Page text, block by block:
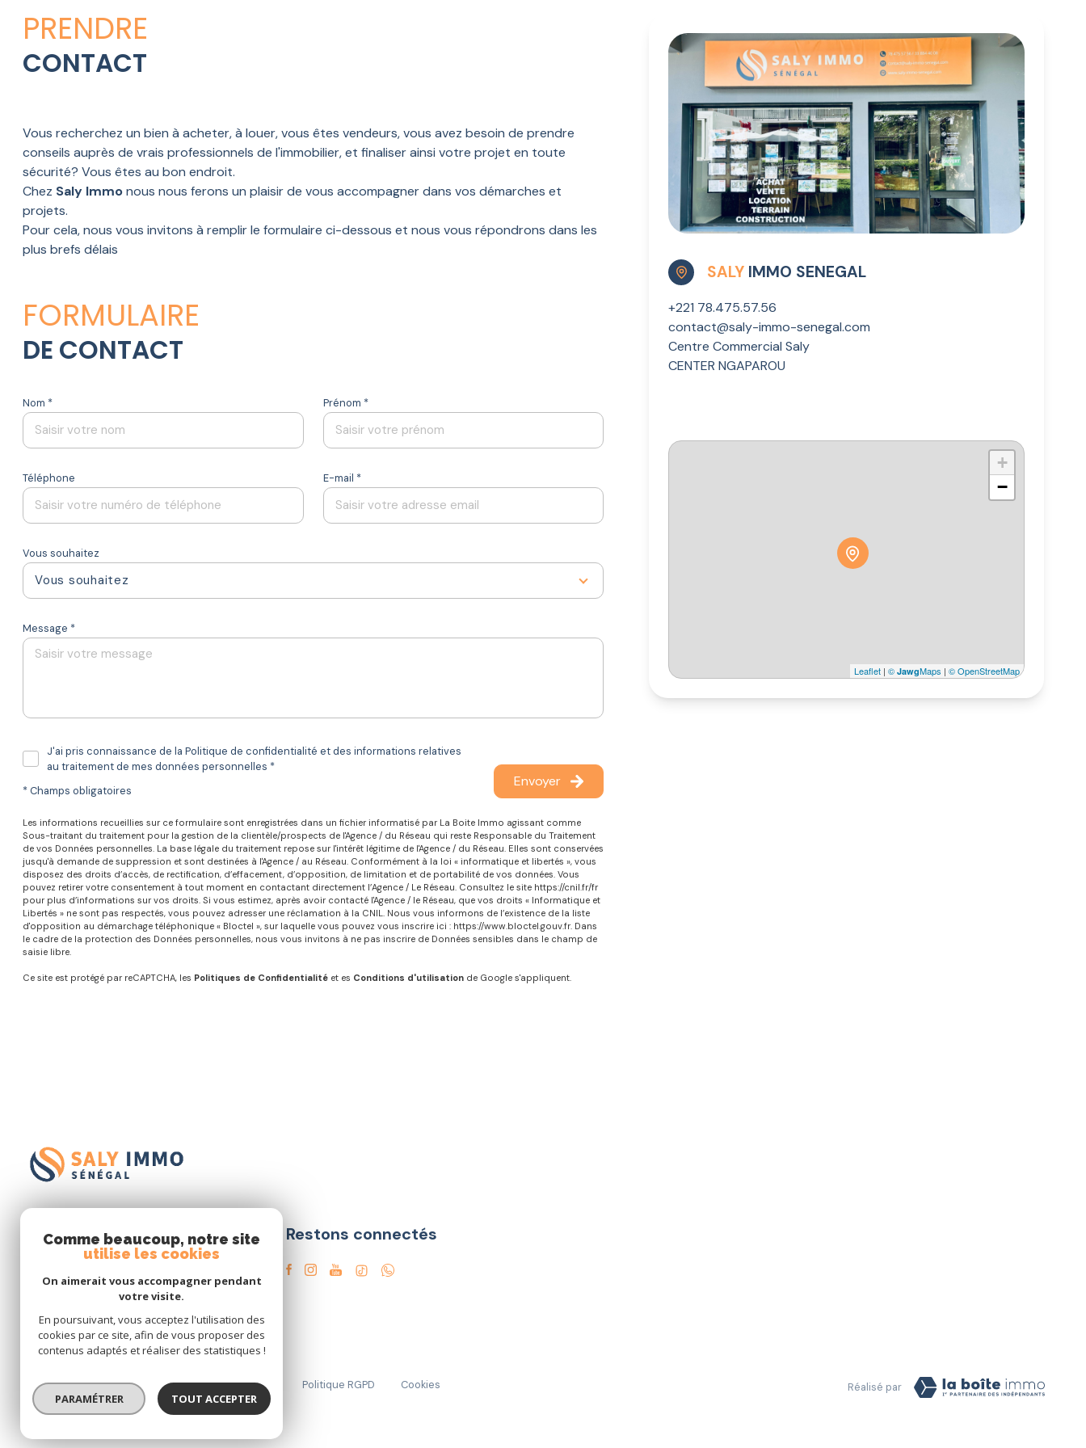
CONSTRUCTION
ESTIMATION
BLOG
PRENDRE
CONTACT
Vous recherchez un bien à acheter, à louer, vous êtes vendeurs, vous avez besoin de prendre
conseils auprès de vrais professionnels de l'immobilier, et finaliser ainsi votre projet en toute
sécurité? Vous êtes au bon endroit.
Chez Saly Immonous nous ferons un plaisir de vous accompagner dans vos démarches et
projets.
Pour cela, nous vous invitons à remplir le formulaire ci-dessous et nous vous répondrons dans les
plus brefs délais
FORMULAIRE
DE CONTACT
Nom * Prénom *
Téléphone E-mail *
Vous souhaitez
Vous souhaitez
Message *
J'ai pris connaissance de la Politique de confidentialité et des informations relatives
au traitement de mes données personnelles *
* Champs obligatoires
Envoyer
Les informations recueillies sur ce formulaire sont enregistrées dans un fichier informatisé par La Boite Immo agissant comme
Sous-traitant du traitement pour la gestion de la clientèle/prospects de l'Agence / du Réseau qui reste Responsable du Traitement
de vos Données personnelles. La base légale du traitement repose sur l'intérêt légitime de l'Agence / du Réseau. Elles sont conservées
jusqu'à demande de suppression et sont destinées à l'Agence / au Réseau. Conformément à la loi « informatique et libertés », vous
disposez des droits d’accès, de rectification, d’effacement, d’opposition, de limitation et de portabilité de vos données. Vous
pouvez retirer votre consentement à tout moment en contactant directement l’Agence / Le Réseau. Consultez le site https://cnil.fr/fr
pour plus d’informations sur vos droits. Si vous estimez, après avoir contacté l'Agence / le Réseau, que vos droits « Informatique et
Libertés » ne sont pas respectés, vous pouvez adresser une réclamation à la CNIL. Nous vous informons de l’existence de la liste
d'opposition au démarchage téléphonique « Bloctel », sur laquelle vous pouvez vous inscrire ici : https://www.bloctel.gouv.fr. Dans
le cadre de la protection des Données personnelles, nous vous invitons à ne pas inscrire de Données sensibles dans le champ de
saisie libre.
Ce site est protégé par reCAPTCHA, les Politiques de Confidentialité et es Conditions d'utilisation de Google s'appliquent.
SALY IMMO SENEGAL
+221 78.475.57.56
contact@saly-immo-senegal.com
Centre Commercial Saly
CENTER NGAPAROU
+
−
Leaflet| © JawgMaps | © OpenStreetMap
SALYIMMO SENEGAL
contact@saly-immo-senegal.com
CENTER NGAPAROU
Restons connectés
Nos partenaires Mentions légales Admin Politique RGPD Cookies
© 2026 | Tous droits réservés
Réalisé par
Comme beaucoup, notre site
utilise les cookies
On aimerait vous accompagner pendant
votre visite.
En poursuivant, vous acceptez l'utilisation des
cookies par ce site, afin de vous proposer des
contenus adaptés et réaliser des statistiques !
PARAMÉTRER TOUT ACCEPTER